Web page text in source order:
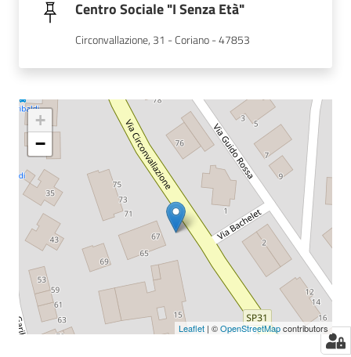
Centro Sociale "I Senza Età"
Circonvallazione, 31 - Coriano - 47853
+
−
Leaflet | ©OpenStreetMapcontributors